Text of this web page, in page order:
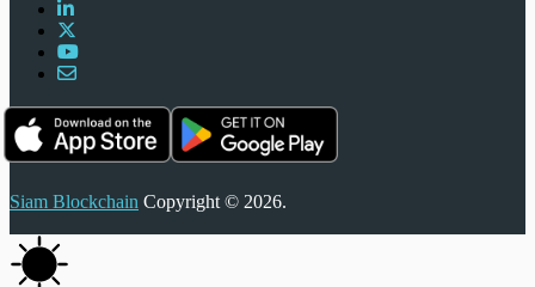
Siam Blockchain Copyright © 2026.